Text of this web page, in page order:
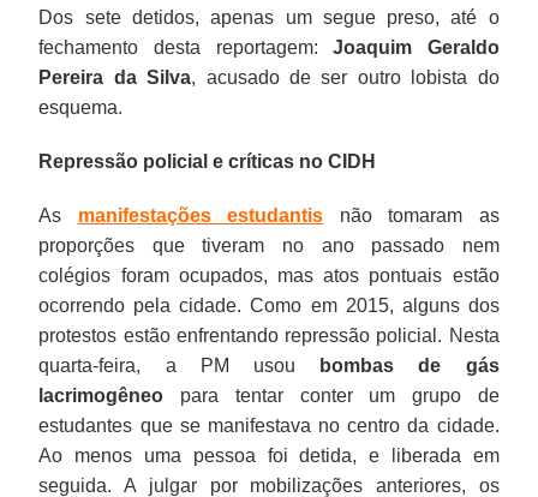
Dos sete detidos, apenas um segue preso, até o
fechamento desta reportagem:Joaquim Geraldo
Pereira da Silva, acusado de ser outro lobista do
esquema.
Repressão policial e críticas no CIDH
As manifestações estudantis não tomaram as
proporções que tiveram no ano passado nem
colégios foram ocupados, mas atos pontuais estão
ocorrendo pela cidade. Como em 2015, alguns dos
protestos estão enfrentando repressão policial. Nesta
quarta-feira, a PM usou
bombas de gás
lacrimogêneo para tentar conter um grupo de
estudantes que se manifestava no centro da cidade.
Ao menos uma pessoa foi detida, e liberada em
seguida. A julgar por mobilizações anteriores, os